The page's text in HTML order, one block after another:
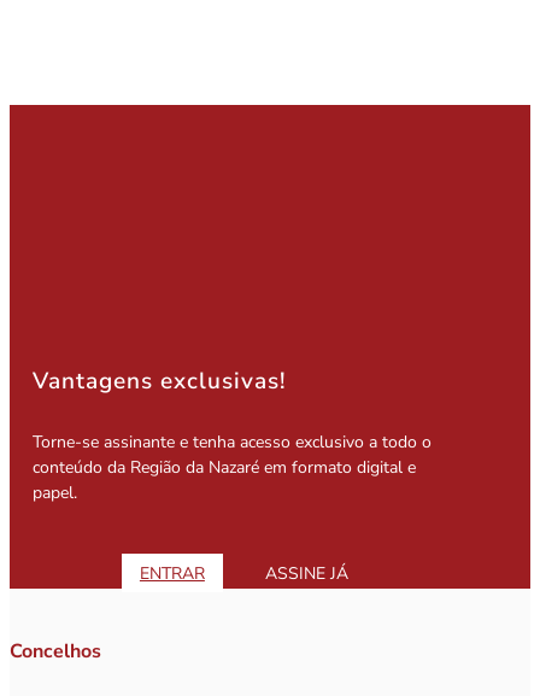
Vantagens exclusivas!
Torne-se assinante e tenha acesso exclusivo a todo o
conteúdo da Região da Nazaré em formato digital e
papel.
ENTRAR ASSINE JÁ
Concelhos